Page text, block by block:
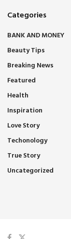
Categories
BANK AND MONEY
Beauty Tips
Breaking News
Featured
Health
Inspiration
Love Story
Techonology
True Story
Uncategorized